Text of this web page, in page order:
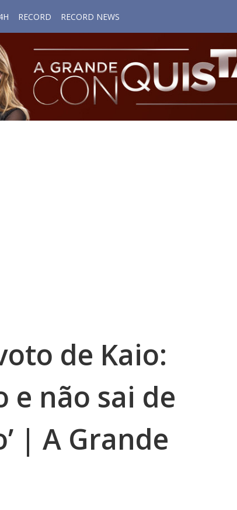
RECORD RECORD NEWS
de Kaio:
e não sai de
| A Grande